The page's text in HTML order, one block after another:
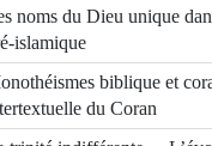
noms du Dieu unique
islamique
biblique et
du Coran